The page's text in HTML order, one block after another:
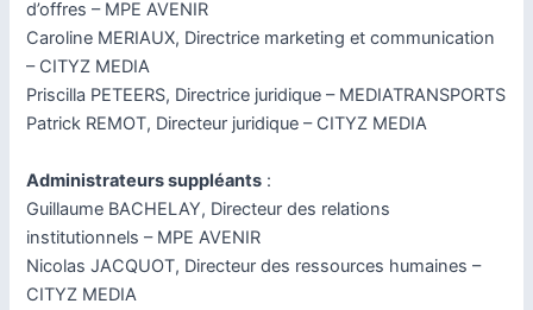
d’offres – MPE AVENIR
Caroline MERIAUX, Directrice marketing et communication
– CITYZ MEDIA
Priscilla PETEERS, Directrice juridique – MEDIATRANSPORTS
Patrick REMOT, Directeur juridique – CITYZ MEDIA
Administrateurs suppléants :
Guillaume BACHELAY, Directeur des relations
institutionnels – MPE AVENIR
Nicolas JACQUOT, Directeur des ressources humaines –
CITYZ MEDIA